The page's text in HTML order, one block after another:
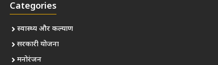
Categories
स्वास्थ्य और कल्याण
सरकारी योजना
मनोरंजन